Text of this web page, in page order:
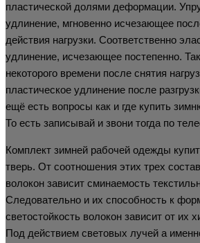
пластической долями деформации.
удлинение, мгновенно исчезающее
действия нагрузки. Соответственно
удлинение, исчезающее постепенно.
некоторого времени после снятия
пластическое удлинение после
ещё есть вопросы как и где купить
То есть записывай и звони тогда по
Комплект зимней рабочей одежды
тверь. От соотношения этих трех
волокон зависит сминаемость
Следовательно и их способность к
светостойкость волокон зависит от их
Под действием световых лучей а